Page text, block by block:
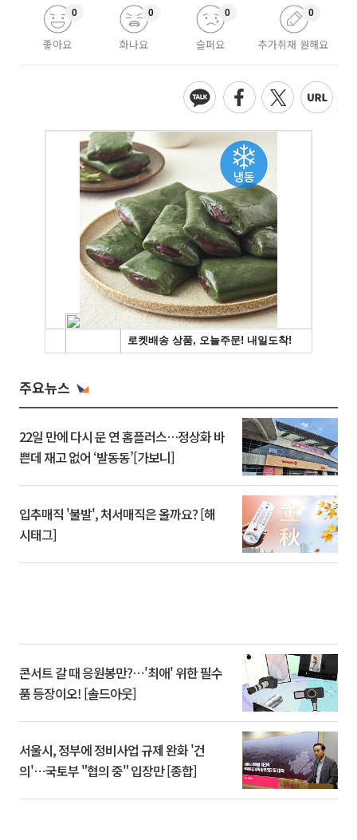
좋아요
0
화나요
0
슬퍼요
0
추가취재 원해요
0
주요뉴스
22일 만에 다시 문 연 홈플러스…정상화 바
쁜데 재고 없어 ‘발동동’[가보니]
입추매직 '불발', 처서매직은 올까요? [해
시태그]
콘서트 갈 때 응원봉만?⋯'최애' 위한 필수
품 등장이오! [솔드아웃]
서울시, 정부에 정비사업 규제 완화 '건
의'⋯국토부 "협의 중" 입장만 [종합]